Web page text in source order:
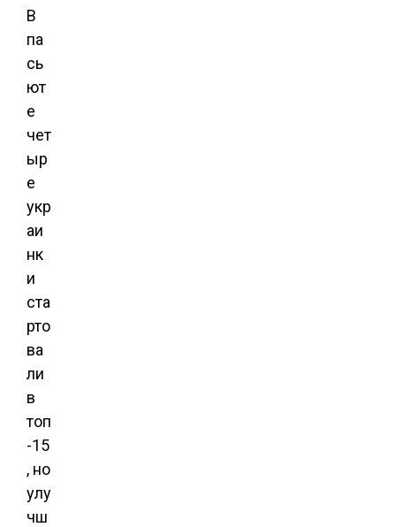
В
па
сь
ют
е
чет
ыр
е
укр
аи
нк
и
ста
рто
ва
ли
в
топ
-15
, но
улу
чш